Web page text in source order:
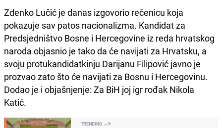
Zdenko Lučić je danas izgovorio rečenicu koja
pokazuje sav patos nacionalizma. Kandidat za
Predsjedništvo Bosne i Hercegovine iz reda hrvatskog
naroda objasnio je tako da će navijati za Hrvatsku, a
svoju protukandidatkinju Darijanu Filipović javno je
prozvao zato što će navijati za Bosnu i Hercegovinu.
Dodao je i objašnjenje: Za BiH joj igr rođak Nikola
Katić.
TRENDING